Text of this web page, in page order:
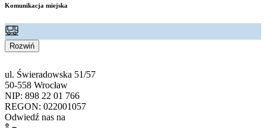
Komunikacja miejska
Rozwiń
ul. Świeradowska 51/57
50-558 Wrocław
NIP: 898 22 01 766
REGON: 022001057
Odwiedź nas na